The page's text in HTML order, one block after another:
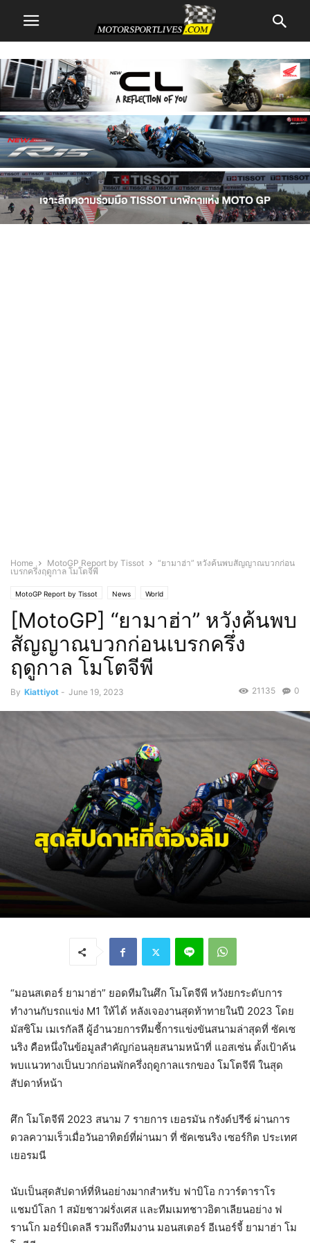
Home MotoGP Report by Tissot
“ยามาฮ่า” หวังค้นพบสัญญาณบวกก่อน
เบรกครึ่งฤดูกาล โมโตจีพี
MotoGP Report by Tissot News World
[MotoGP] “ยามาฮ่า” หวังค้นพบ
สัญญาณบวกก่อนเบรกครึ่ง
ฤดูกาล โมโตจีพี
By Kiattiyot - June 19, 2023 0
21135
“มอนสเตอร์ ยามาฮ่า” ยอดทีมในศึก โมโตจีพี หวังยกระดับการ
ทำงานกับรถแข่ง M1 ให้ได้ หลังเจองานสุดท้าทายในปี 2023 โดย
มัสซิโม เมเรกัลลี ผู้อำนวยการทีมชี้การแข่งขันสนามล่าสุดที่ ซัคเซ
นริง คือหนึ่งในข้อมูลสำคัญก่อนลุยสนามหน้าที่ แอสเซ่น ตั้งเป้าค้น
พบแนวทางเป็นบวกก่อนพักครึ่งฤดูกาลแรกของ โมโตจีพี ในสุด
สัปดาห์หน้า
ศึก โมโตจีพี 2023 สนาม 7 รายการ เยอรมัน กรังด์ปรีซ์ ผ่านการ
ดวลความเร็วเมื่อวันอาทิตย์ที่ผ่านมา ที่ ซัคเซนริง เซอร์กิต ประเทศ
เยอรมนี
นับเป็นสุดสัปดาห์ที่หินอย่างมากสำหรับ ฟาบิโอ กวาร์ตาราโร
แชมป์โลก 1 สมัยชาวฝรั่งเศส และทีมเมทชาวอิตาเลียนอย่าง ฟ
รานโก มอร์บิเดลลี รวมถึงทีมงาน มอนสเตอร์ อีเนอร์จี้ ยามาฮ่า โม